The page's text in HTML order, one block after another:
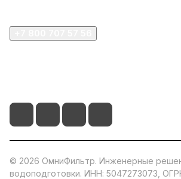
© 2026 ОмниФильтр. Инженерные
водоподготовки. ИНН: 5047273073,